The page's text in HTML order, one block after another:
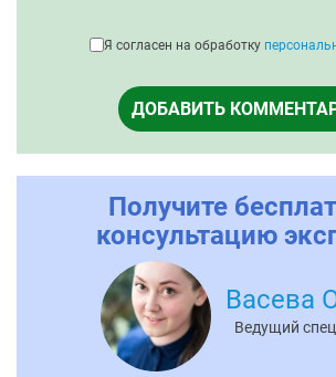
Я согласен на обработку
ДОБАВИТЬ
Получите
консультацию
Васева
Ведущий